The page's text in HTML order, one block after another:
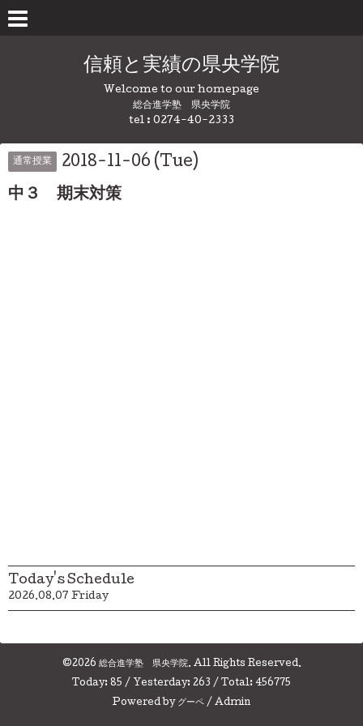
信頼と実績の県央学院
Welcome to our homepage
総合進学塾 県央学院
tel : 0274-40-2333
通常授業 2018-11-06 (Tue)
中３ 期末対策
Today's Schedule
2026.08.07 Friday
©2026 総合進学塾 県央学院. All Rights Reserved.
Today: 85 / Yesterday: 263 / Total: 456775
Powered by グーペ / Admin